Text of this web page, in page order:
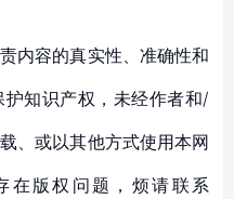
内容的真实性、准确性和
知识产权，未经作者和/
、或以其他方式使用本网
在版权问题，烦请联系